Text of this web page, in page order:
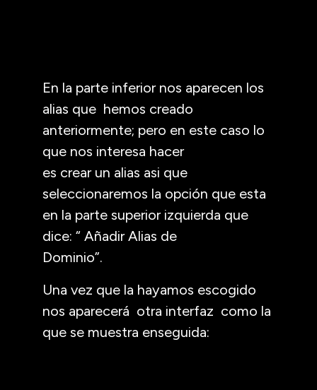
En la parte inferior nos aparecen los
alias que hemos creado
anteriormente; pero en este caso lo
que nos interesa hacer
es crear un alias asi que
seleccionaremos la opción que esta
en la parte superior izquierda que
dice: “ Añadir Alias de
Dominio”.
Una vez que la hayamos escogido
nos aparecerá otra interfaz como la
que se muestra enseguida: